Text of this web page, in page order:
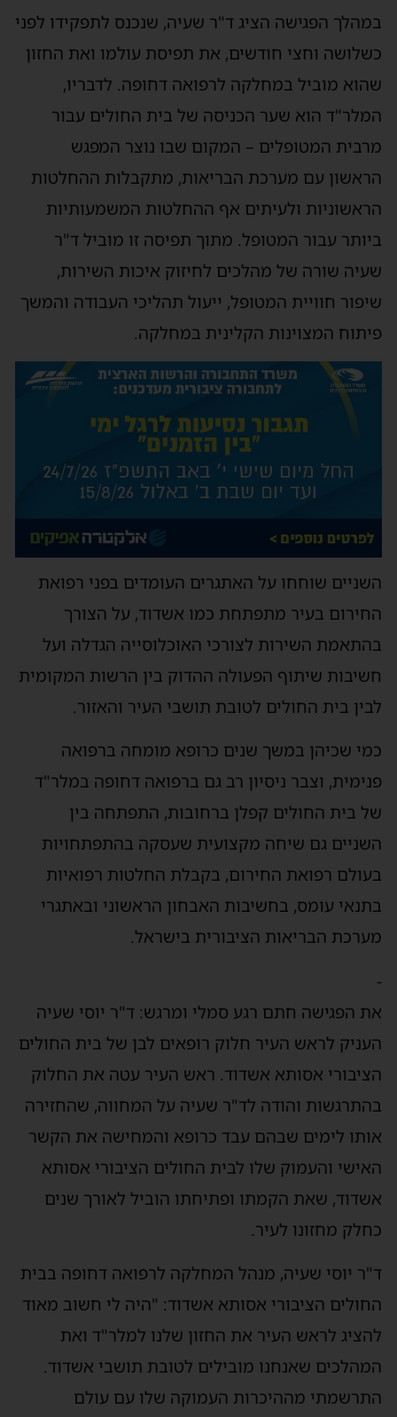
במהלך הפגישה הציג ד"ר שעיה, שנכנס לתפקידו לפני
כשלושה וחצי חודשים, את תפיסת עולמו ואת החזון
שהוא מוביל במחלקה לרפואה דחופה. לדבריו,
המלר"ד הוא שער הכניסה של בית החולים עבור
מרבית המטופלים – המקום שבו נוצר המפגש
הראשון עם מערכת הבריאות, מתקבלות ההחלטות
הראשוניות ולעיתים אף ההחלטות המשמעותיות
ביותר עבור המטופל. מתוך תפיסה זו מוביל ד"ר
שעיה שורה של מהלכים לחיזוק איכות השירות,
שיפור חוויית המטופל, ייעול תהליכי העבודה והמשך
פיתוח המצוינות הקלינית במחלקה.
השניים שוחחו על האתגרים העומדים בפני רפואת
החירום בעיר מתפתחת כמו אשדוד, על הצורך
בהתאמת השירות לצורכי האוכלוסייה הגדלה ועל
חשיבות שיתוף הפעולה ההדוק בין הרשות המקומית
לבין בית החולים לטובת תושבי העיר והאזור.
כמי שכיהן במשך שנים כרופא מומחה ברפואה
פנימית, וצבר ניסיון רב גם ברפואה דחופה במלר"ד
של בית החולים קפלן ברחובות, התפתחה בין
השניים גם שיחה מקצועית שעסקה בהתפתחויות
בעולם רפואת החירום, בקבלת החלטות רפואיות
בתנאי עומס, בחשיבות האבחון הראשוני ובאתגרי
מערכת הבריאות הציבורית בישראל.
-
את הפגישה חתם רגע סמלי ומרגש: ד"ר יוסי שעיה
העניק לראש העיר חלוק רופאים לבן של בית החולים
הציבורי אסותא אשדוד. ראש העיר עטה את החלוק
בהתרגשות והודה לד"ר שעיה על המחווה, שהחזירה
אותו לימים שבהם עבד כרופא והמחישה את הקשר
האישי והעמוק שלו לבית החולים הציבורי אסותא
אשדוד, שאת הקמתו ופתיחתו הוביל לאורך שנים
כחלק מחזונו לעיר.
ד"ר יוסי שעיה, מנהל המחלקה לרפואה דחופה בבית
החולים הציבורי אסותא אשדוד: "היה לי חשוב מאוד
להציג לראש העיר את החזון שלנו למלר"ד ואת
המהלכים שאנחנו מובילים לטובת תושבי אשדוד.
התרשמתי מההיכרות העמוקה שלו עם עולם